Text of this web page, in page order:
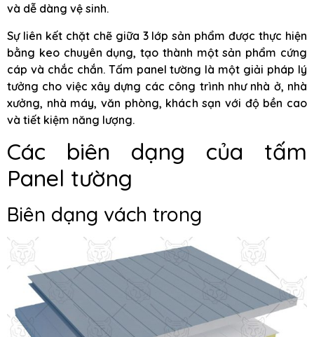
và dễ dàng vệ sinh.
Sự liên kết chặt chẽ giữa 3 lớp sản phẩm được thực hiện
bằng keo chuyên dụng, tạo thành một sản phẩm cứng
cáp và chắc chắn. Tấm panel tường là một giải pháp lý
tưởng cho việc xây dựng các công trình như nhà ở, nhà
xưởng, nhà máy, văn phòng, khách sạn với độ bền cao
và tiết kiệm năng lượng.
Các biên dạng của tấm
Panel tường
Biên dạng vách trong